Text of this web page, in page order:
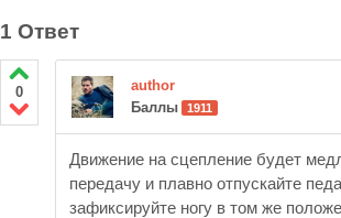
1 Ответ
0
author
Баллы
1911
Движение на сцепление будет
передачу и плавно отпускайте
зафиксируйте ногу в том же